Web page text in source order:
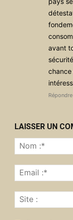
avant
chance
Répondre
LAISSER UN